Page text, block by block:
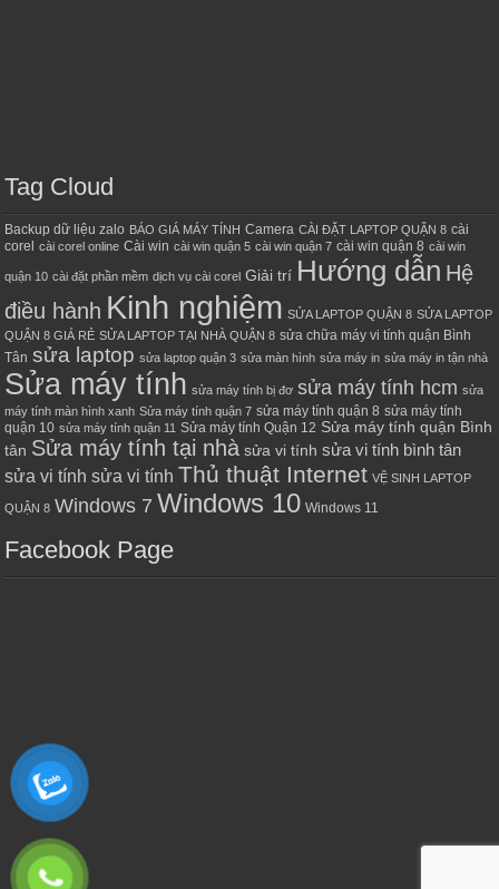
Tag Cloud
Backup dữ liệu zalo BÁO GIÁ MÁY TÍNH Camera CÀI ĐẶT LAPTOP QUẬN 8 cài
corel
cài corel online Cài win cài win quận 5 cài win quận 7 cài win quận 8 cài win
quận 10 cài đặt phần mềm dịch vụ cài corel Giải trí Hướng dẫn Hệ
điều hành Kinh nghiệm SỬA LAPTOP QUẬN 8 SỬA LAPTOP
QUẬN 8 GIÁ RẺ SỬA LAPTOP TẠI NHÀ QUẬN 8 sửa chữa máy vi tính quận Bình
Tân sửa laptop sửa laptop quận 3 sửa màn hình sửa máy in sửa máy in tận nhà
Sửa máy tính sửa máy tính bị đơ sửa máy tính hcm sửa
máy tính màn hình xanh Sửa máy tính quận 7 sửa máy tính quận 8 sửa máy tính
quận 10 sửa máy tính quận 11 Sửa máy tính Quận 12 Sửa máy tính quận Bình
tân Sửa máy tính tại nhà sửa vi tính sửa vi tính bình tân
sửa vi tính sửa vi tính Thủ thuật Internet VỆ SINH LAPTOP
QUẬN 8 Windows 7 Windows 10 Windows 11
Facebook Page